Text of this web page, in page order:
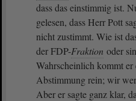
dass das einstimmig ist.
gelesen, dass Herr Pott
nicht zustimmt. Wie ist
der FDP-Fraktion oder
Wahrscheinlich kommt er
Abstimmung rein; wir
Aber er sagte ganz klar,